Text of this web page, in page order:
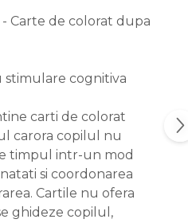
Carte de colorat dupa
cognitiva
carti de colorat
carora copilul nu
timpul intr-un mod
si coordonarea
Cartile nu ofera
ghideze copilul,